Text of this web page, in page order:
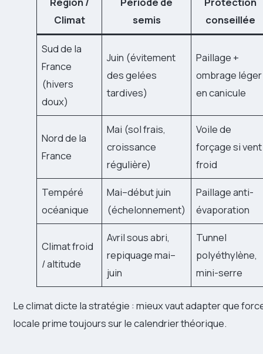
Climat
semis
conseillée
Sud de la
France
(hivers
doux)
Juin (évitement
des gelées
tardives)
Paillage +
ombrage léger
en canicule
Nord de la
France
Mai (sol frais,
croissance
régulière)
Voile de
forçage si vent
froid
Tempéré
océanique
Mai–début juin
(échelonnement)
Paillage anti-
évaporation
Climat froid
/ altitude
Avril sous abri,
repiquage mai–
juin
Tunnel
polyéthylène,
mini-serre
Le climat dicte la stratégie : mieux vaut adapter que
locale prime toujours sur le calendrier théorique.